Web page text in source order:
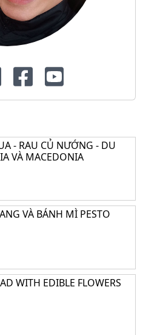
- RAU CỦ NƯỚNG - DU
VÀ MACEDONIA
VÀ BÁNH MÌ PESTO
WITH EDIBLE FLOWERS